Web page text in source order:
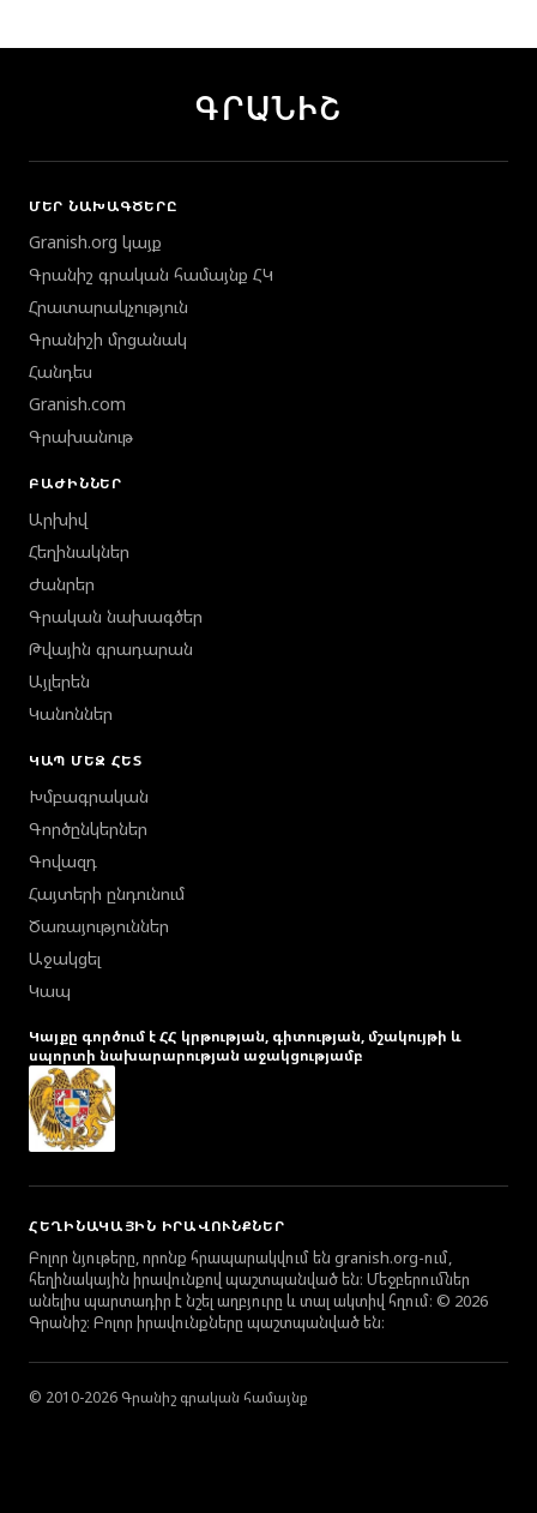
ԳՐԱՆԻՇ
ՄԵՐ ՆԱԽԱԳԾԵՐԸ
Granish.org կայք
Գրանիշ գրական համայնք ՀԿ
Հրատարակչություն
Գրանիշի մրցանակ
Հանդես
Granish.com
Գրախանութ
ԲԱԺԻՆՆԵՐ
Արխիվ
Հեղինակներ
Ժանրեր
Գրական նախագծեր
Թվային գրադարան
Այլերեն
Կանոններ
ԿԱՊ ՄԵԶ ՀԵՏ
Խմբագրական
Գործընկերներ
Գովազդ
Հայտերի ընդունում
Ծառայություններ
Աջակցել
Կապ
Կայքը գործում է ՀՀ կրթության, գիտության, մշակույթի և
սպորտի նախարարության աջակցությամբ
ՀԵՂԻՆԱԿԱՅԻՆ ԻՐԱՎՈՒՆՔՆԵՐ
Բոլոր նյութերը, որոնք հրապարակվում են granish.org-ում,
հեղինակային իրավունքով պաշտպանված են։ Մեջբերումներ
անելիս պարտադիր է նշել աղբյուրը և տալ ակտիվ հղում։ © 2026
Գրանիշ։ Բոլոր իրավունքները պաշտպանված են։
© 2010-2026 Գրանիշ գրական համայնք